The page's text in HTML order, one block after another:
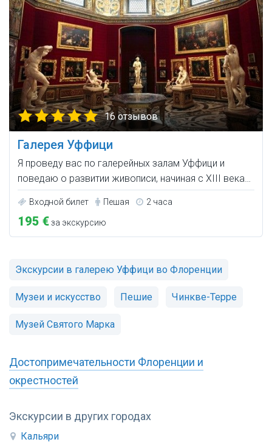
Экскурсии в других городах
Кальяри
16 отзывов
Галерея Уффици
Я проведу вас по галерейных залам Уффици и
поведаю о развитии живописи, начиная с XIII века…
Входной билет Пешая 2 часа
195 €за экскурсию
Экскурсии в галерею Уффици во Флоренции
Музеи и искусство Пешие Чинкве-Терре
Музей Святого Марка
Достопримечательности Флоренции и
окрестностей